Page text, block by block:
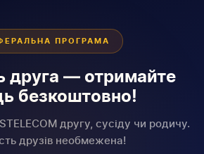
ПРОГРАМА
друга — отримайте
безкоштовно!
другу, сусіду чи родичу.
друзів необмежена!